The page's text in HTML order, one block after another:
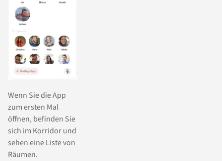
Wenn Sie die App
zum ersten Mal
öffnen, befinden Sie
sich im Korridor und
sehen eine Liste von
Räumen.